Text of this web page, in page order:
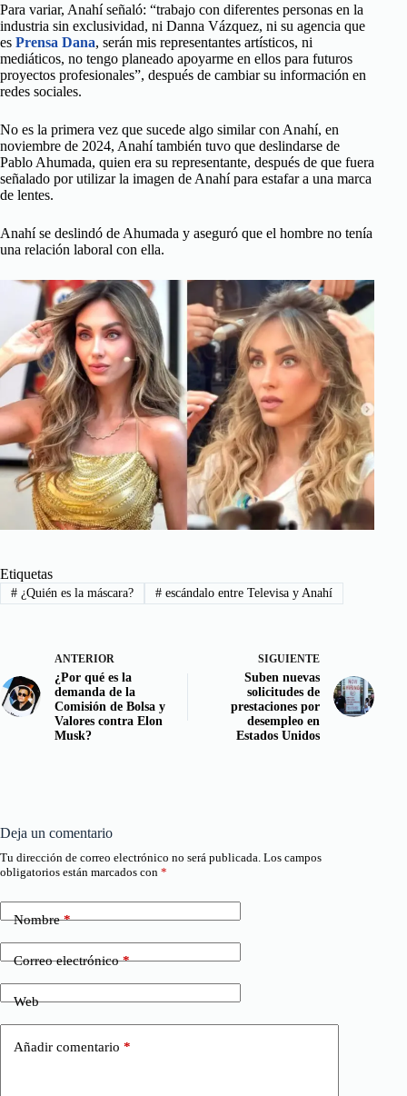
Para variar, Anahí señaló: “trabajo con diferentes personas en la
industria sin exclusividad, ni Danna Vázquez, ni su agencia que
es Prensa Dana, serán mis representantes artísticos, ni
mediáticos, no tengo planeado apoyarme en ellos para futuros
proyectos profesionales”, después de cambiar su información en
redes sociales.
No es la primera vez que sucede algo similar con Anahí, en
noviembre de 2024, Anahí también tuvo que deslindarse de
Pablo Ahumada, quien era su representante, después de que fuera
señalado por utilizar la imagen de Anahí para estafar a una marca
de lentes.
Anahí se deslindó de Ahumada y aseguró que el hombre no tenía
una relación laboral con ella.
Etiquetas
#¿Quién es la máscara? #escándalo entre Televisa y Anahí
ANTERIOR
¿Por qué es la
demanda de la
Comisión de Bolsa y
Valores contra Elon
Musk?
SIGUIENTE
Suben nuevas
solicitudes de
prestaciones por
desempleo en
Estados Unidos
Deja un comentario
Tu dirección de correo electrónico no será publicada. Los campos
obligatorios están marcados con *
Nombre*
Correo electrónico*
Web
Añadir comentario *